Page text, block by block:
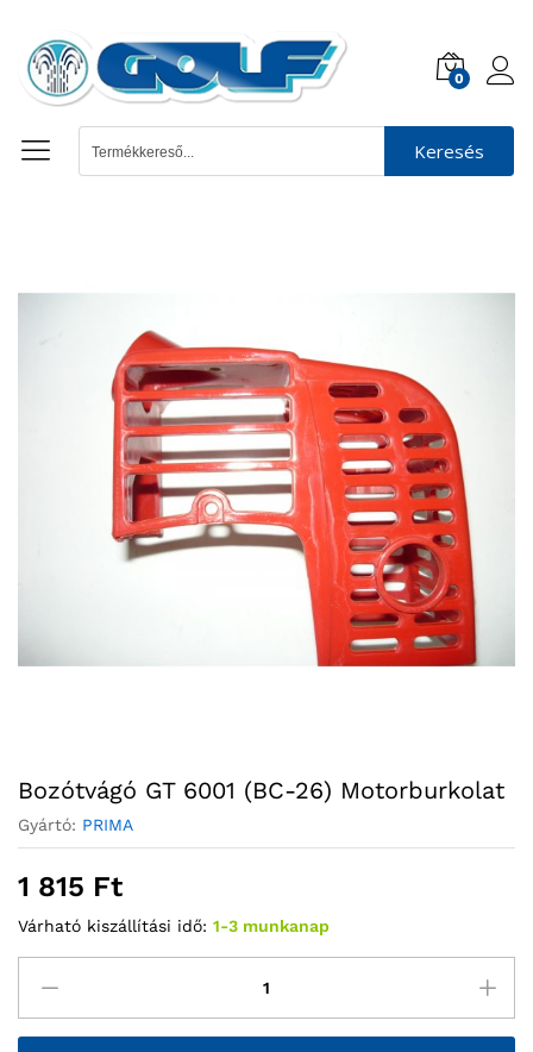
0
Keresés
Bozótvágó GT 6001 (BC-26) Motorburkolat
Gyártó: PRIMA
1 815 Ft
Várható kiszállítási idő: 1-3 munkanap